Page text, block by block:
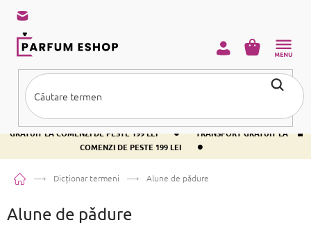
conținut
TRANSPORT GRATUIT LA COMENZI DE PESTE 199 LEI •
TRANSPORT
GRATUIT LA COMENZI DE PESTE 199 LEI
•
TRANSPORT GRATUIT LA
COMENZI DE PESTE 199 LEI
•
COŞ
Acasă Dicționar termeni Alune de pădure
Alune de pădure